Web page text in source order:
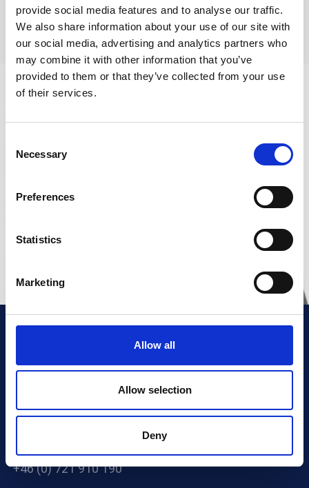
provide social media features and to analyse our traffic.
We also share information about your use of our site with
our social media, advertising and analytics partners who
may combine it with other information that you’ve
provided to them or that they’ve collected from your use
of their services.
Selection
Necessary
Preferences
Statistics
Marketing
Allow all
Allow selection
Deny
KONTAKTA OSS
Scandinavian Water Technology AB
213 75 Malmö, Sverige
+46 (0) 721 910 190